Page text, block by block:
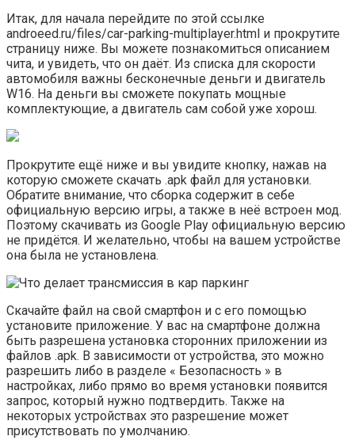
Итак, для начала перейдите по этой ссылке
androeed.ru/files/car-parking-multiplayer.html и прокрутите
страницу ниже. Вы можете познакомиться описанием
чита, и увидеть, что он даёт. Из списка для скорости
автомобиля важны бесконечные деньги и двигатель
W16. На деньги вы сможете покупать мощные
комплектующие, а двигатель сам собой уже хорош.
Прокрутите ещё ниже и вы увидите кнопку, нажав на
которую сможете скачать .apk файл для установки.
Обратите внимание, что сборка содержит в себе
официальную версию игры, а также в неё встроен мод.
Поэтому скачивать из Google Play официальную версию
не придётся. И желательно, чтобы на вашем устройстве
она была не установлена.
Скачайте файл на свой смартфон и с его помощью
установите приложение. У вас на смартфоне должна
быть разрешена установка сторонних приложении из
файлов .apk. В зависимости от устройства, это можно
разрешить либо в разделе « Безопасность » в
настройках, либо прямо во время установки появится
запрос, который нужно подтвердить. Также на
некоторых устройствах это разрешение может
присутствовать по умолчанию.